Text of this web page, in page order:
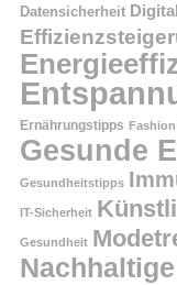
Datensicherheit
Ernährungstipps
Gesunde
Gesundheitstipps
IT-Sicherheit
Gesundheit